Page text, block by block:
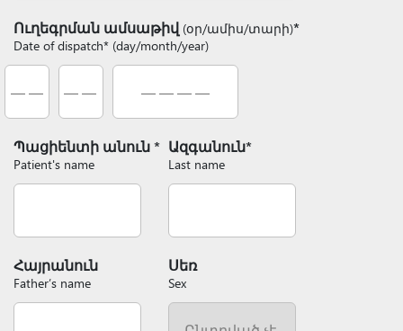
Ուղեգրման ամսաթիվ (օր/ամիս/տարի)*
Date of dispatch* (day/month/year)
Պացիենտի անուն *
Patient's name
Ազգանուն*
Last name
Հայրանուն
Father’s name
Սեռ
Sex